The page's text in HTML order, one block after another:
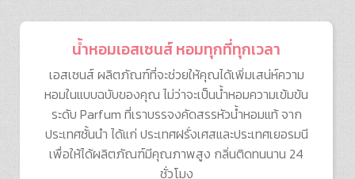
น้ำหอมเอสเซนส์ หอมทุกที่ทุกเวลา
เอสเซนส์ ผลิตภัณฑ์ที่จะช่วยให้คุณได้เพิ่มเสน่ห์ความ
หอมในแบบฉบับของคุณ ไม่ว่าจะเป็นนํ้าหอมความเข้มข้น
ระดับ Parfum ที่เราบรรจงคัดสรรหัวนํ้าหอมแท้ จาก
ประเทศชั้นนำ ได้แก่ ประเทศฝรั่งเศสและประเทศเยอรมนี
เพื่อให้ได้ผลิตภัณฑ์มีคุณภาพสูง กลิ่นติดทนนาน 24
ชั่วโมง